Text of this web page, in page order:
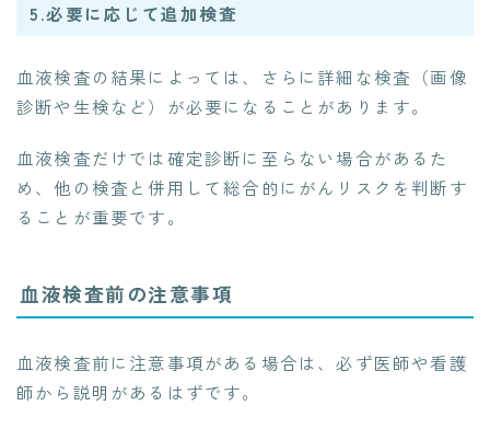
5.必要に応じて追加検査
血液検査の結果によっては、さらに詳細な検査（画像
診断や生検など）が必要になることがあります。
血液検査だけでは確定診断に至らない場合があるた
め、他の検査と併用して総合的にがんリスクを判断す
ることが重要です。
血液検査前の注意事項
血液検査前に注意事項がある場合は、必ず医師や看護
師から説明があるはずです。